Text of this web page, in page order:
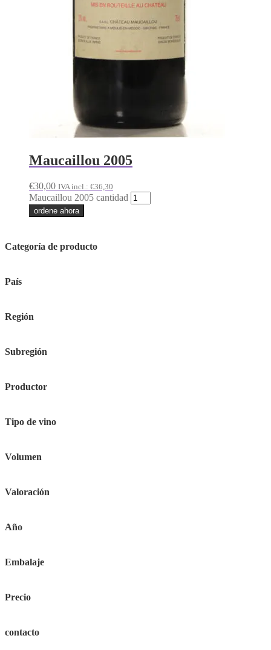
Maucaillou 2005
€30,00 IVA incl.: €36,30
Maucaillou 2005 cantidad
ordene ahora
Categoría de producto
País
Región
Subregión
Productor
Tipo de vino
Volumen
Valoración
Año
Embalaje
Precio
contacto